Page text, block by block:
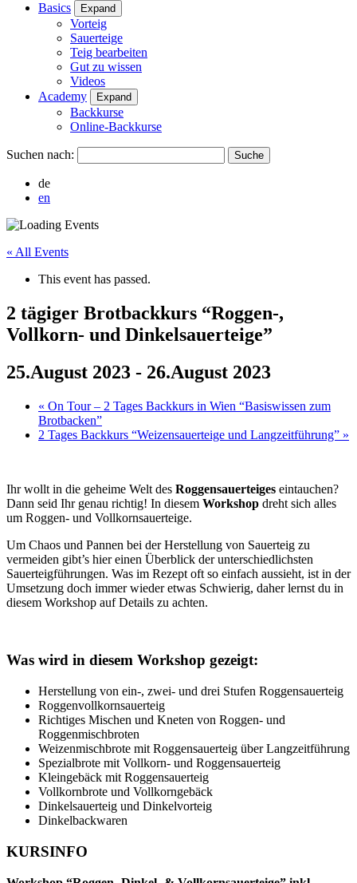
Basics
Expand
Vorteig
Sauerteige
Teig bearbeiten
Gut zu wissen
Videos
Academy
Expand
Backkurse
Online-Backkurse
Suchen nach:
de
en
« All Events
This event has passed.
2 tägiger Brotbackkurs “Roggen-,
Vollkorn- und Dinkelsauerteige”
25.August 2023 - 26.August 2023
« On Tour – 2 Tages Backkurs in Wien “Basiswissen zum
Brotbacken”
2 Tages Backkurs “Weizensauerteige und Langzeitführung” »
Ihr wollt in die geheime Welt des Roggensauerteiges eintauchen?
Dann seid Ihr genau richtig! In diesem Workshop dreht sich alles
um Roggen- und Vollkornsauerteige.
Um Chaos und Pannen bei der Herstellung von Sauerteig zu
vermeiden gibt’s hier einen Überblick der unterschiedlichsten
Sauerteigführungen. Was im Rezept oft so einfach aussieht, ist in der
Umsetzung doch immer wieder etwas Schwierig, daher lernst du in
diesem Workshop auf Details zu achten.
Was wird in diesem Workshop gezeigt:
Herstellung von ein-, zwei- und drei Stufen Roggensauerteig
Roggenvollkornsauerteig
Richtiges Mischen und Kneten von Roggen- und
Roggenmischbroten
Weizenmischbrote mit Roggensauerteig über Langzeitführung
Spezialbrote mit Vollkorn- und Roggensauerteig
Kleingebäck mit Roggensauerteig
Vollkornbrote und Vollkorngebäck
Dinkelsauerteig und Dinkelvorteig
Dinkelbackwaren
KURSINFO